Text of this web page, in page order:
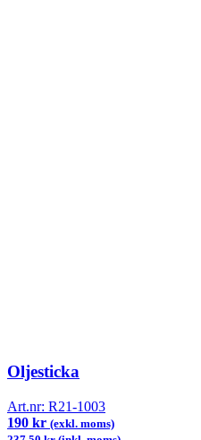
Oljesticka
Art.nr: R21-1003
190 kr (exkl. moms)